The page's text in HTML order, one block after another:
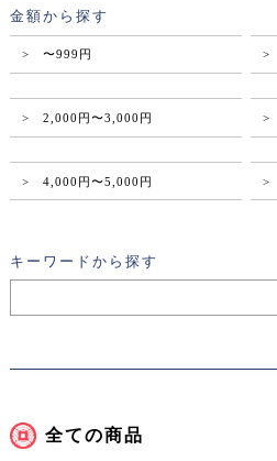
金額から探す
> 〜999円 >
> 2,000円〜3,000円 >
> 4,000円〜5,000円 >
キーワードから探す
全ての商品